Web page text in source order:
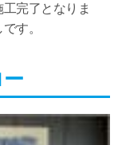
完了となりま
す。